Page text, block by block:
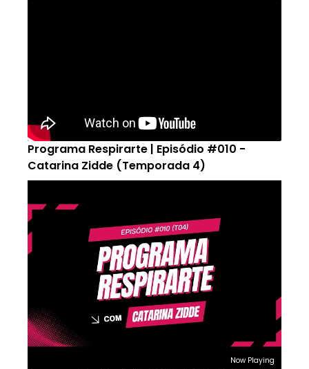
Programa Respirarte | Episódio #010 -
Catarina Zidde (Temporada 4)
Now Playing